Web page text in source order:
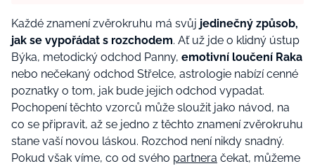
Každé znamení zvěrokruhu má svůj jedinečný způsob,
jak se vypořádat s rozchodem. Ať už jde o klidný ústup
Býka, metodický odchod Panny, emotivní loučení Raka
nebo nečekaný odchod Střelce, astrologie nabízí cenné
poznatky o tom, jak bude jejich odchod vypadat.
Pochopení těchto vzorců může sloužit jako návod, na
co se připravit, až se jedno z těchto znamení zvěrokruhu
stane vaší novou láskou. Rozchod není nikdy snadný.
Pokud však víme, co od svého partnera čekat, můžeme